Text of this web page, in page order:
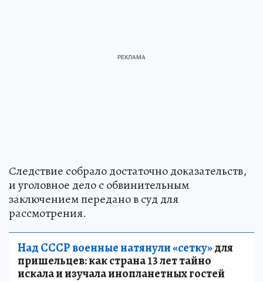
Следствие собрало достаточно доказательств,
и уголовное дело с обвинительным
заключением передано в суд для
рассмотрения.
Над СССР военные натянули «сетку»для
пришельцев: как страна 13 лет тайно
искала и изучала инопланетных гостей